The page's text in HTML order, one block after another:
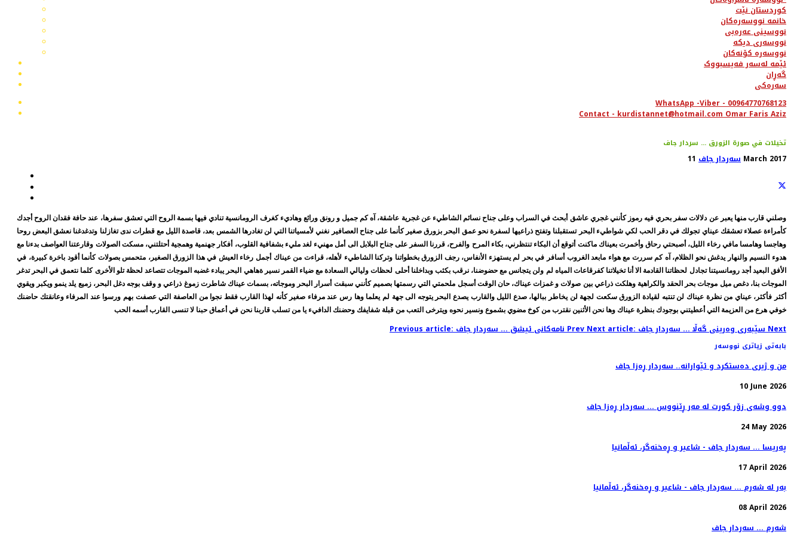
کوردستان نێت
خانمە نووسەرەکان
نووسینی عەرەبی
نووسەری دیکە
نووسەرە کۆنەکان
ئێمە لەسەر فەیسبووک
گەڕان
سەرەکی
WhatsApp -Viber - 00964770768123
Contact - kurdistannet@hotmail.com Omar Faris Aziz
تخيلات في صورة الزورق ... سردار جاف
سەردار جاف 11 March 2017
وصلني قارب منها يعبر عن دلالات سفر بحري فيه رموز كأنني غجري عاشق أبحث في السراب وعلى جناح نسائم الشاطيء عن غجرية عاشقة، آه كم جميل و رونق ورائع وهاديء كغرف الرومانسية تنادي فيها بسمة الروح التي تعشق سفرها، عند حافة فقدان الروح أجدك
كأمراءة عصلاء تعشقك عيناي تجولك في دقر الحب لكي شواطيء البحر تستقبلنا وتفتح ذراعيها لسفرة نحو عمق البحر بزورق صغير كأنما على جناح العصافير نغني لأمسياتنا التي لن تغادرها الشمس بعد، قاصدة الليل مع قطرات ندى تغازلنا وتدغدغنا نعشق البعض روحا
وهاجسا وهامسا مافي رخاء الليل، أصبحتي رحاق وأخمرت بعيناك ماكنت أتوقع أن البكاء تنتظرني، بكاء المرح والفرح، قررنا السفر على جناح البلابل الى أمل مهنيء لغد مليء بشفافية القلوب، أفكار جهنمية وهمجية أحتلتني، مسكت الصولات وقارعتنا العواصف بدءنا مع
هدوء النسيم والنهار يدغش نحو الظلام، آه كم سررت مع هواء مابعد الغروب أسافر في بحر لم يستهزء الأنفاس، رجف الزورق بخطواتنا وتركنا الشاطيء لأهله، قراءت من عيناك أجمل رخاء العيش في هذا الزورق الصغير، متحمس بصولات كأنما أقود باخرة كبيرة، في
الأفق البعيد أجد رومانسيتنا تجادل لحظاتنا القادمة الا أنا تخيلاتنا كفرقاعات المياه لم ولن يتجانس مع حضوضنا، نرقب بكثب وبداخلنا أحلى لحظات وليالي السعادة مع ضياء القمر نسير ةهاهي البحر يبادء غضبه الموجات تتصاعد لحظة تلو الأخرى كلما نتعمق في البحر تدغر
الموجات بنا، دغص ميل موجات بحر الحقد والكراهية وهلكت ذراعي بين صولات و غمزات عيناك، حان الوقت أسجل ملحمتي التي رسمتها بصميم كأنني سبقت أسرار البحر وموجاته، بسمات عيناك شاطرت زموغ ذراعي و وقف بوجه دغل البحر، زميع يلد ينمو ويكبر ويقوي
أكثر فأكثر، عيناي من نظرة عيناك لن تنتبه لقيادة الزورق سكعت لجهة لن يخاطر ببالها، صدع الليل والقارب يصدع البحر يتوجه الى جهة لم يعلما وها رس عند مرفاء صغير كأنه لهذا القارب فقط نجوا من العاصفة التي عصفت بهم ورسوا عند المرفاء وعانقتك حاضنك
خوفي هرع من العزيمة التي أعطيتني بوجودك بنظرة عيناك وها نحن الأثنين نقترب من كوخ مضوي بشموع ونسير نحوه ويترخى التعب من قبلة شفايفك وحضنك الدافيء يا من تسلب قاربنا نحن في أعماق حبنا لا تنسى القارب أسمه الحب
Previous article: نامه‌كانی ئیشق ... سه‌ردار جافPrev Next article: سێبه‌ری وه‌رینی گه‌ڵا ... سه‌ردار جافNext
بابەتی زیاتری نووسەر
من و ژيری دەستکرد و ئێوارانە.. سەردار ڕەزا جاف
10 June 2026
دوو وشەی زۆر کورت لە مەر ڕێنووس ... سەردار ڕەزا جاف
24 May 2026
پەریسا ... سەردار جاف - شاعير و ڕەخنەگر، ئەڵمانيا
17 April 2026
بەر لە شەرم ... سەردار جاف - شاعير و ڕەخنەگر، ئەڵمانيا
08 April 2026
شەرم ... سەردار جاف